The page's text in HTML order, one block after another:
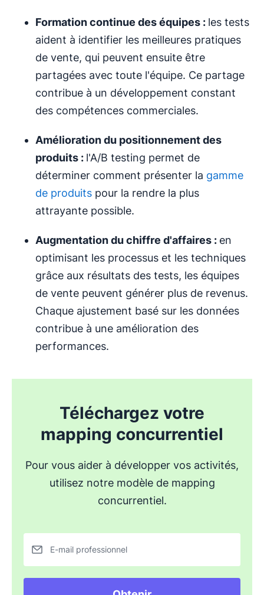
Formation continue des équipes : les tests
aident à identifier les meilleures pratiques
de vente, qui peuvent ensuite être
partagées avec toute l'équipe. Ce partage
contribue à un développement constant
des compétences commerciales.
Amélioration du positionnement des
produits : l'A/B testing permet de
déterminer comment présenter la gamme
de produits pour la rendre la plus
attrayante possible.
Augmentation du chiffre d'affaires : en
optimisant les processus et les techniques
grâce aux résultats des tests, les équipes
de vente peuvent générer plus de revenus.
Chaque ajustement basé sur les données
contribue à une amélioration des
performances.
Téléchargez votre
mapping concurrentiel
Pour vous aider à développer vos activités,
utilisez notre modèle de mapping
concurrentiel.
E-mail professionnel